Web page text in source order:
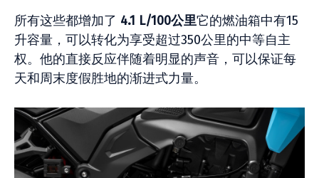
所有这些都增加了 4.1 L/100公里它的燃油箱中有15
升容量，可以转化为享受超过350公里的中等自主
权。他的直接反应伴随着明显的声音，可以保证每
天和周末度假胜地的渐进式力量。